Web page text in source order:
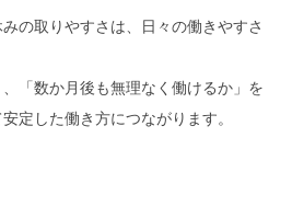
の取りやすさは、日々の働きやすさ
「数か月後も無理なく働けるか」を
定した働き方につながります。